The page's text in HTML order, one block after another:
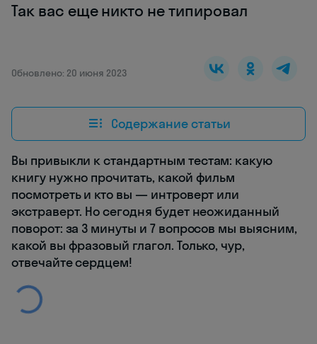
Так вас еще никто не типировал
Обновлено: 20 июня 2023
Содержание статьи
Вы привыкли к стандартным тестам: какую
книгу нужно прочитать, какой фильм
посмотреть и кто вы — интроверт или
экстраверт. Но сегодня будет неожиданный
поворот: за 3 минуты и 7 вопросов мы выясним,
какой вы фразовый глагол. Только, чур,
отвечайте сердцем!